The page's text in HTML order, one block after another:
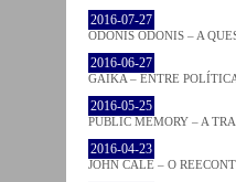
2016-07-27
ODONIS ODONIS – A
2016-06-27
GAIKA – ENTRE
2016-05-25
PUBLIC MEMORY – A
2016-04-23
JOHN CALE – O